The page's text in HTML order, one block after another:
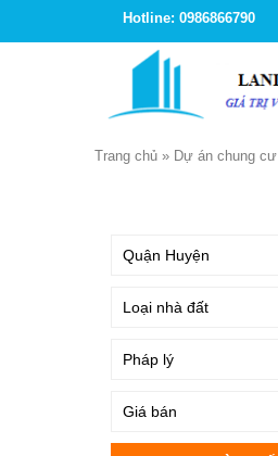
Hotline: 0986866790
Trang chủ » Dự án chung cư